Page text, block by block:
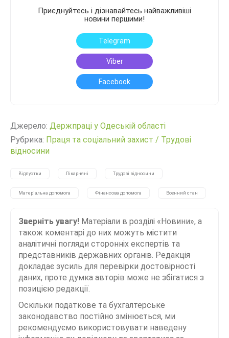
Приєднуйтесь і дізнавайтесь найважливіші
новини першими!
Telegram
Viber
Facebook
Джерело: Держпраці у Одеській області
Рубрика: Праця та соціальний захист / Трудові
відносини
Відпустки Лікарняні Трудові відносини
Матеріальна допомога Фінансова допомога Воєнний стан
Зверніть увагу! Матеріали в розділі «Новини», а
також коментарі до них можуть містити
аналітичні погляди сторонніх експертів та
представників державних органів. Редакція
докладає зусиль для перевірки достовірності
даних, проте думка авторів може не збігатися з
позицією редакції.
Оскільки податкове та бухгалтерське
законодавство постійно змінюється, ми
рекомендуємо використовувати наведену